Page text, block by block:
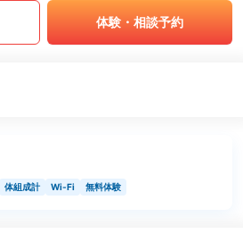
体験・相談予約
体組成計 Wi-Fi 無料体験